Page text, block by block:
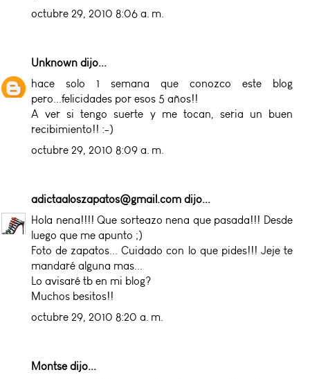
octubre 29, 2010 8:06 a. m.
Unknown dijo...
hace solo 1 semana que conozco este blog
pero...felicidades por esos 5 años!!
A ver si tengo suerte y me tocan, seria un buen
recibimiento!! :-)
octubre 29, 2010 8:09 a. m.
adictaaloszapatos@gmail.com dijo...
Hola nena!!!! Que sorteazo nena que pasada!!! Desde
luego que me apunto ;)
Foto de zapatos... Cuidado con lo que pides!!! Jeje te
mandaré alguna mas...
Lo avisaré tb en mi blog?
Muchos besitos!!
octubre 29, 2010 8:20 a. m.
Montse dijo...